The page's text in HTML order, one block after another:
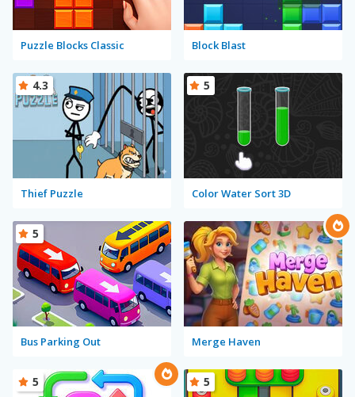
Puzzle Blocks Classic Block Blast
Thief Puzzle
4.3
Color Water Sort 3D
5
Bus Parking Out
5
Merge Haven
5 5